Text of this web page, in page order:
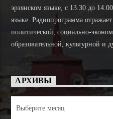
эрзянском языке, с 13.30 до
языке. Радиопрограмма
политической, социально-
образовательной, культурной и
АРХИВЫ